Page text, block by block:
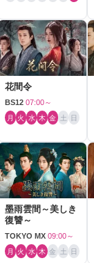
花間令
BS12 07:00～
月 火 水 木 金 土 日
墨雨雲間～美しき
復讐～
TOKYO MX 09:00～
月 火 水 木 金 土 日